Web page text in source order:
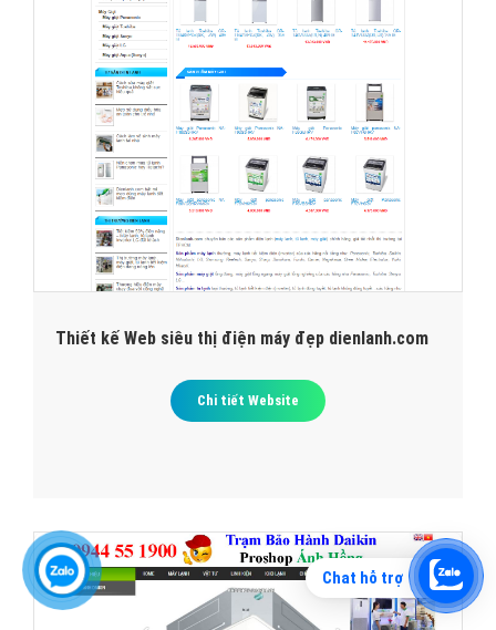
Thiết kế Web siêu thị điện máy đẹp dienlanh.com
Chi tiết Website
Chat hỗ trợ